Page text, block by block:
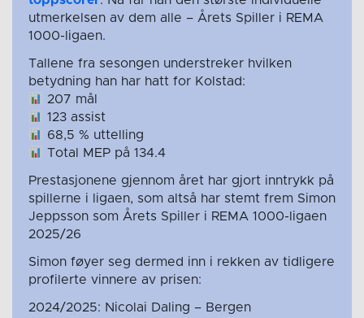
utmerkelsen av dem alle – Årets Spiller i REMA
1000-ligaen.
Tallene fra sesongen understreker hvilken
betydning han har hatt for Kolstad:
207 mål
123 assist
68,5 % uttelling
Total MEP på 134.4
Prestasjonene gjennom året har gjort inntrykk på
spillerne i ligaen, som altså har stemt frem Simon
Jeppsson som Årets Spiller i REMA 1000-ligaen
2025/26
Simon føyer seg dermed inn i rekken av tidligere
profilerte vinnere av prisen:
2024/2025: Nicolai Daling – Bergen